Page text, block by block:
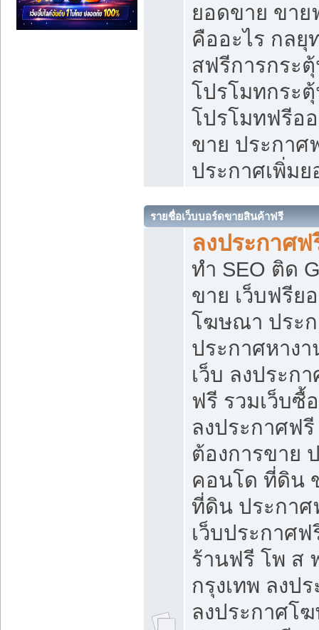
ยอดขาย ขาย
คืออะไร กลยุ
สฟรีการกระ
โปรโมทกระ
โปรโมทฟรีอ
ขาย ประกาศ
ประกาศเพิ่ม
รายชื่อเว็บบอร์ดขายสินค้าฟรี
ลงประกาศฟ
ทำ SEO ติด
ขาย เว็บฟรีย
โฆษณา ประ
ประกาศหาง
เว็บ ลงประก
ฟรี รวมเว็บซื้
ลงประกาศฟ
ต้องการขาย
คอนโด ที่ดิน
ที่ดิน ประกา
เว็บประกาศ
ร้านฟรี โพ ส
กรุงเทพ ลงป
ลงประกาศโ